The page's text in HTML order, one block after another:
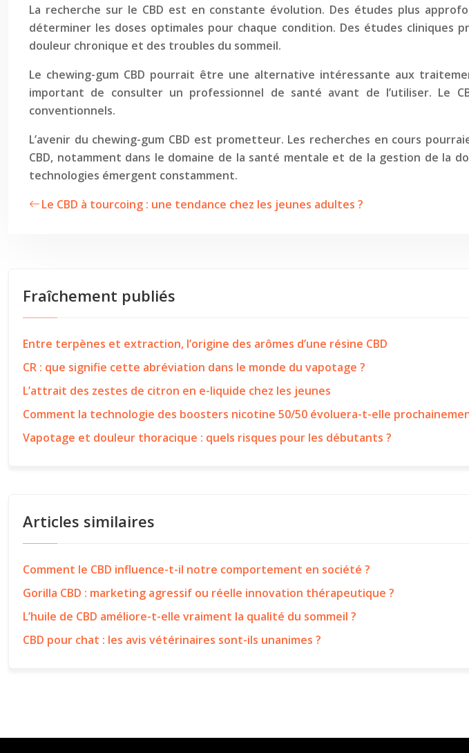
La recherche sur le CBD est en constante évolution. Des études plus
déterminer les doses optimales pour chaque condition. Des études
douleur chronique et des troubles du sommeil.
Le chewing-gum CBD pourrait être une alternative intéressante aux
important de consulter un professionnel de santé avant de l’utiliser. Le
conventionnels.
L’avenir du chewing-gum CBD est prometteur. Les recherches en cours
CBD, notamment dans le domaine de la santé mentale et de la gestion de la
technologies émergent constamment.
Le CBD à tourcoing : une tendance chez les jeunes adultes ?
Fraîchement publiés
Entre terpènes et extraction, l’origine des arômes d’une résine CBD
CR : que signifie cette abréviation dans le monde du vapotage ?
L’attrait des zestes de citron en e-liquide chez les jeunes
Comment la technologie des boosters nicotine 50/50 évoluera-t-elle
Vapotage et douleur thoracique : quels risques pour les débutants ?
Articles similaires
Comment le CBD influence-t-il notre comportement en société ?
Gorilla CBD : marketing agressif ou réelle innovation thérapeutique ?
L’huile de CBD améliore-t-elle vraiment la qualité du sommeil ?
CBD pour chat : les avis vétérinaires sont-ils unanimes ?